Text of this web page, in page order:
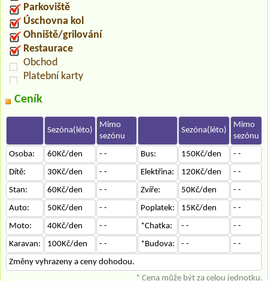
Parkoviště
Úschovna kol
Ohniště/grilování
Restaurace
Obchod
Platební karty
Ceník
Sezóna(léto)
Mimo
sezónu
Sezóna(léto)
Mimo
sezónu
Osoba:
60Kč/den - - Bus: 150Kč/den
- -
Dítě:
30Kč/den - - Elektřina: 120Kč/den
- -
Stan:
60Kč/den - - Zvíře: 50Kč/den
- -
Auto:
50Kč/den - - Poplatek: 15Kč/den
- -
Moto:
40Kč/den - - *Chatka: - -
- -
Karavan:
100Kč/den - - *Budova: - -
- -
Změny vyhrazeny a ceny dohodou.
* Cena může být za celou jednotku.